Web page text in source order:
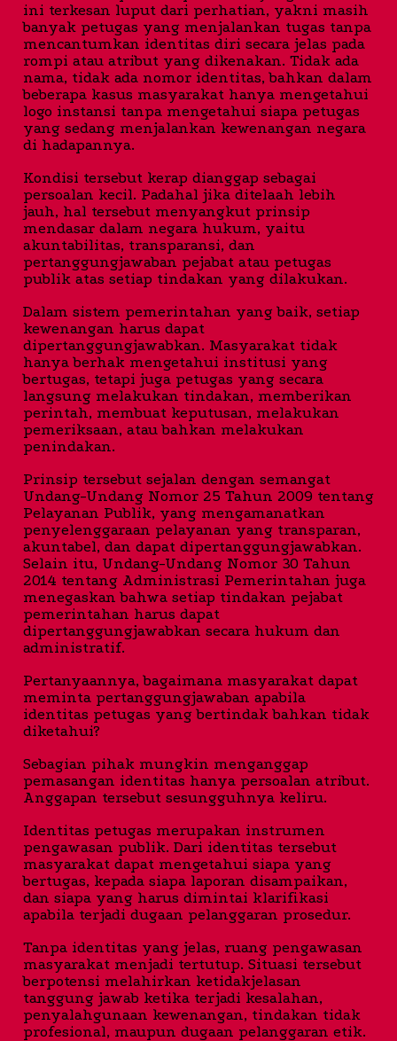
ini terkesan luput dari perhatian, yakni masih
banyak petugas yang menjalankan tugas tanpa
mencantumkan identitas diri secara jelas pada
rompi atau atribut yang dikenakan. Tidak ada
nama, tidak ada nomor identitas, bahkan dalam
beberapa kasus masyarakat hanya mengetahui
logo instansi tanpa mengetahui siapa petugas
yang sedang menjalankan kewenangan negara
di hadapannya.
Kondisi tersebut kerap dianggap sebagai
persoalan kecil. Padahal jika ditelaah lebih
jauh, hal tersebut menyangkut prinsip
mendasar dalam negara hukum, yaitu
akuntabilitas, transparansi, dan
pertanggungjawaban pejabat atau petugas
publik atas setiap tindakan yang dilakukan.
Dalam sistem pemerintahan yang baik, setiap
kewenangan harus dapat
dipertanggungjawabkan. Masyarakat tidak
hanya berhak mengetahui institusi yang
bertugas, tetapi juga petugas yang secara
langsung melakukan tindakan, memberikan
perintah, membuat keputusan, melakukan
pemeriksaan, atau bahkan melakukan
penindakan.
Prinsip tersebut sejalan dengan semangat
Undang-Undang Nomor 25 Tahun 2009 tentang
Pelayanan Publik, yang mengamanatkan
penyelenggaraan pelayanan yang transparan,
akuntabel, dan dapat dipertanggungjawabkan.
Selain itu, Undang-Undang Nomor 30 Tahun
2014 tentang Administrasi Pemerintahan juga
menegaskan bahwa setiap tindakan pejabat
pemerintahan harus dapat
dipertanggungjawabkan secara hukum dan
administratif.
Pertanyaannya, bagaimana masyarakat dapat
meminta pertanggungjawaban apabila
identitas petugas yang bertindak bahkan tidak
diketahui?
Sebagian pihak mungkin menganggap
pemasangan identitas hanya persoalan atribut.
Anggapan tersebut sesungguhnya keliru.
Identitas petugas merupakan instrumen
pengawasan publik. Dari identitas tersebut
masyarakat dapat mengetahui siapa yang
bertugas, kepada siapa laporan disampaikan,
dan siapa yang harus dimintai klarifikasi
apabila terjadi dugaan pelanggaran prosedur.
Tanpa identitas yang jelas, ruang pengawasan
masyarakat menjadi tertutup. Situasi tersebut
berpotensi melahirkan ketidakjelasan
tanggung jawab ketika terjadi kesalahan,
penyalahgunaan kewenangan, tindakan tidak
profesional, maupun dugaan pelanggaran etik.